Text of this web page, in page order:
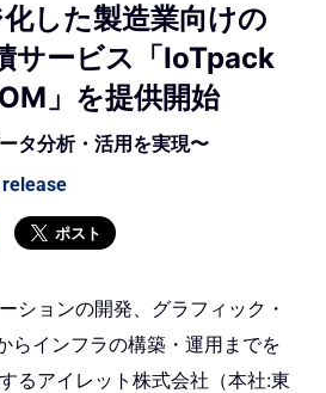
した製造業向けの
サービス「IoTpack
」を提供開始
タ分析・活用を実現〜
ポスト
ションの開発、グラフィック・
らインフラの構築・運用までを
るアイレット株式会社（本社:東